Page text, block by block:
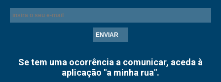
ENVIAR
Se tem uma ocorrência a comunicar, aceda à
aplicação "a minha rua".